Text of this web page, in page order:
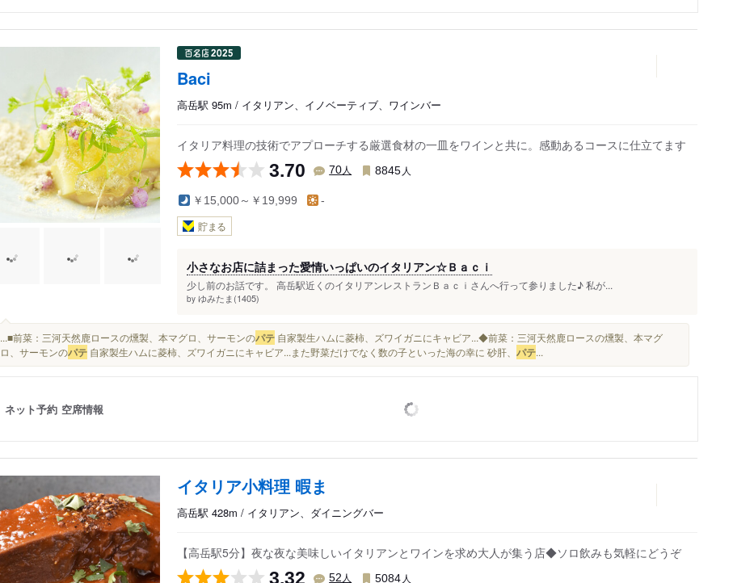
Baci
高岳駅 95m / イタリアン、イノベーティブ、ワインバー
イタリア料理の技術でアプローチする厳選食材の一皿をワインと共に。感動あるコースに仕立てます
3.70 70人 8845 人
￥15,000～￥19,999 -
貯まる
小さなお店に詰まった愛情いっぱいのイタリアン☆Ｂａｃｉ
少し前のお話です。 高岳駅近くのイタリアンレストランＢａｃｉさんへ行って参りました♪ 私が...
by ゆみたま(1405)
...■前菜：三河天然鹿ロースの燻製、本マグロ、サーモンのパテ 自家製生ハムに菱柿、ズワイガニにキャビア...◆前菜：三河天然鹿ロースの燻製、本マグ
ロ、サーモンのパテ 自家製生ハムに菱柿、ズワイガニにキャビア...また野菜だけでなく数の子といった海の幸に 砂肝、 パテ...
ネット予約 空席情報
イタリア小料理 暇ま
高岳駅 428m / イタリアン、ダイニングバー
【高岳駅5分】夜な夜な美味しいイタリアンとワインを求め大人が集う店◆ソロ飲みも気軽にどうぞ
3.32 52人 5084 人